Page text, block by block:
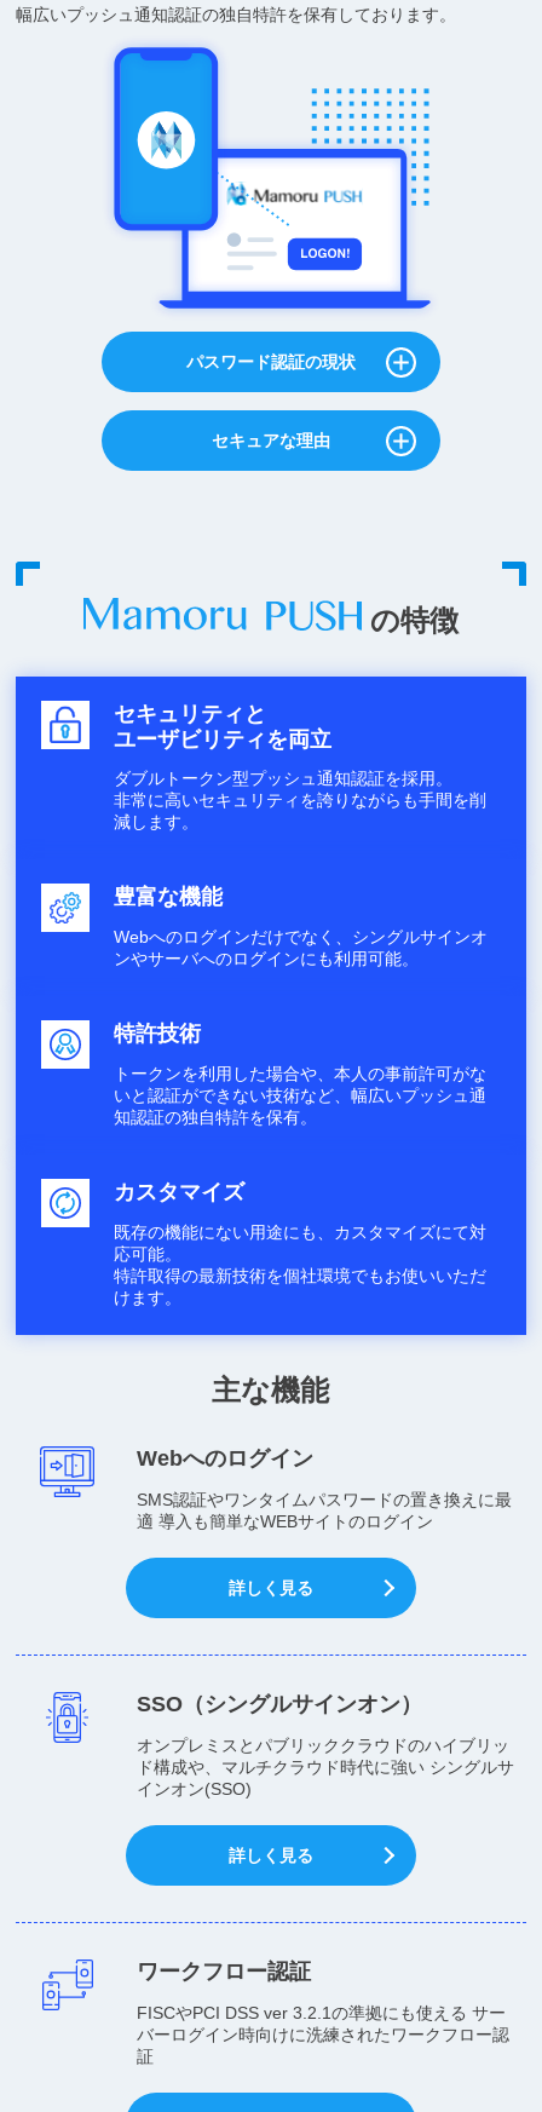
幅広いプッシュ通知認証の独自特許を保有しております。
パスワード認証の現状
セキュアな理由
の特徴
セキュリティと
ユーザビリティを両立
ダブルトークン型プッシュ通知認証を採用。
非常に高いセキュリティを誇りながらも手間を削
減します。
豊富な機能
Webへのログインだけでなく、シングルサインオ
ンやサーバへのログインにも利用可能。
特許技術
トークンを利用した場合や、本人の事前許可がな
いと認証ができない技術など、幅広いプッシュ通
知認証の独自特許を保有。
カスタマイズ
既存の機能にない用途にも、カスタマイズにて対
応可能。
特許取得の最新技術を個社環境でもお使いいただ
けます。
主な機能
Webへのログイン
SMS認証やワンタイムパスワードの置き換えに最
適 導入も簡単なWEBサイトのログイン
詳しく見る
SSO（シングルサインオン）
オンプレミスとパブリッククラウドのハイブリッ
ド構成や、マルチクラウド時代に強い シングルサ
インオン(SSO)
詳しく見る
ワークフロー認証
FISCやPCI DSS ver 3.2.1の準拠にも使える サー
バーログイン時向けに洗練されたワークフロー認
証